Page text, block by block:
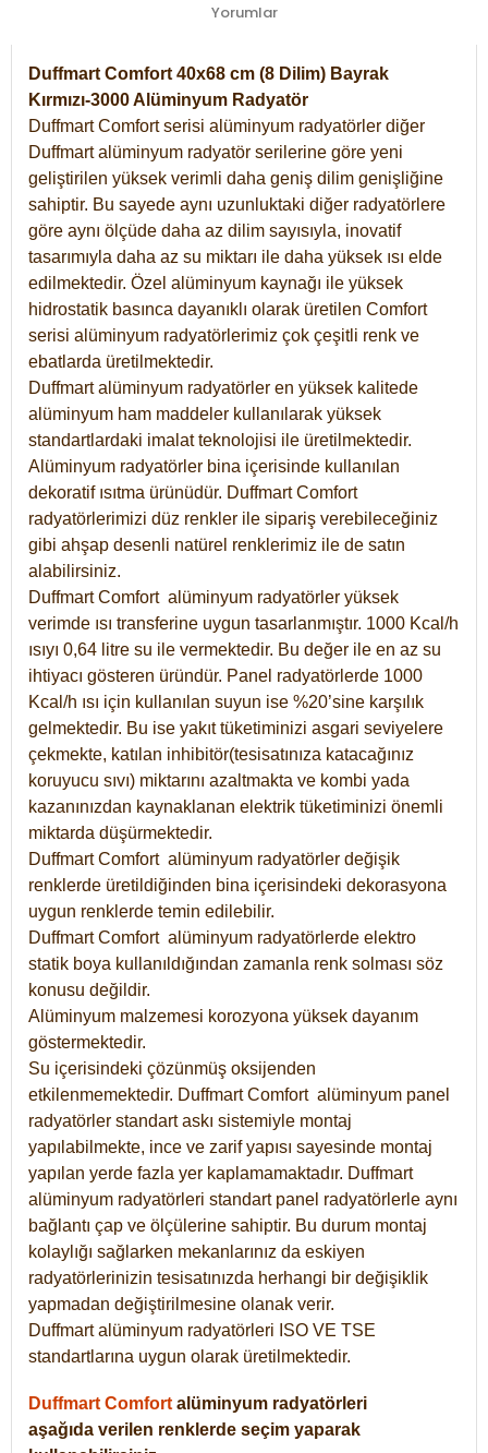
Yorumlar
Duffmart Comfort 40x68 cm (8 Dilim) Bayrak
Kırmızı-3000 Alüminyum Radyatör
Duffmart Comfort serisi alüminyum radyatörler diğer
Duffmart alüminyum radyatör serilerine göre yeni
geliştirilen yüksek verimli daha geniş dilim genişliğine
sahiptir. Bu sayede aynı uzunluktaki diğer radyatörlere
göre aynı ölçüde daha az dilim sayısıyla, inovatif
tasarımıyla daha az su miktarı ile daha yüksek ısı elde
edilmektedir. Özel alüminyum kaynağı ile yüksek
hidrostatik basınca dayanıklı olarak üretilen Comfort
serisi alüminyum radyatörlerimiz çok çeşitli renk ve
ebatlarda üretilmektedir.
Duffmart alüminyum radyatörler en yüksek kalitede
alüminyum ham maddeler kullanılarak yüksek
standartlardaki imalat teknolojisi ile üretilmektedir.
Alüminyum radyatörler bina içerisinde kullanılan
dekoratif ısıtma ürünüdür. Duffmart Comfort
radyatörlerimizi düz renkler ile sipariş verebileceğiniz
gibi ahşap desenli natürel renklerimiz ile de satın
alabilirsiniz.
Duffmart Comfort alüminyum radyatörler yüksek
verimde ısı transferine uygun tasarlanmıştır. 1000 Kcal/h
ısıyı 0,64 litre su ile vermektedir. Bu değer ile en az su
ihtiyacı gösteren üründür. Panel radyatörlerde 1000
Kcal/h ısı için kullanılan suyun ise %20’sine karşılık
gelmektedir. Bu ise yakıt tüketiminizi asgari seviyelere
çekmekte, katılan inhibitör(tesisatınıza katacağınız
koruyucu sıvı) miktarını azaltmakta ve kombi yada
kazanınızdan kaynaklanan elektrik tüketiminizi önemli
miktarda düşürmektedir.
Duffmart Comfort alüminyum radyatörler değişik
renklerde üretildiğinden bina içerisindeki dekorasyona
uygun renklerde temin edilebilir.
DuffmartComfort alüminyum radyatörlerde elektro
statik boya kullanıldığından zamanla renk solması söz
konusu değildir.
Alüminyum malzemesi korozyona yüksek dayanım
göstermektedir.
Su içerisindeki çözünmüş oksijenden
etkilenmemektedir. DuffmartComfort alüminyum panel
radyatörler standart askı sistemiyle montaj
yapılabilmekte, ince ve zarif yapısı sayesinde montaj
yapılan yerde fazla yer kaplamamaktadır. Duffmart
alüminyum radyatörleri standart panel radyatörlerle aynı
bağlantı çap ve ölçülerine sahiptir. Bu durum montaj
kolaylığı sağlarken mekanlarınız da eskiyen
radyatörlerinizin tesisatınızda herhangi bir değişiklik
yapmadan değiştirilmesine olanak verir.
Duffmart alüminyum radyatörleri ISO VE TSE
standartlarına uygun olarak üretilmektedir.
Duffmart Comfort alüminyum radyatörleri
aşağıda verilen renklerde seçim yaparak